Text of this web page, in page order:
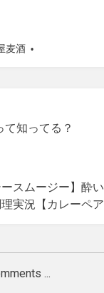
麦酒
て知ってる？
ースムージー】酔
実況【カレーペア
...